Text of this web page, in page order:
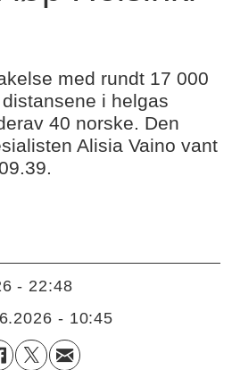
med rundt 17 000
i helgas
40 norske. Den
Alisia Vaino vant
- 22:48
- 10:45